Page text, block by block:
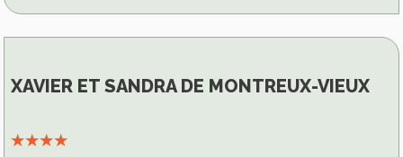
XAVIER ET SANDRA DE MONTREUX-VIEUX
⭑⭑⭑⭑